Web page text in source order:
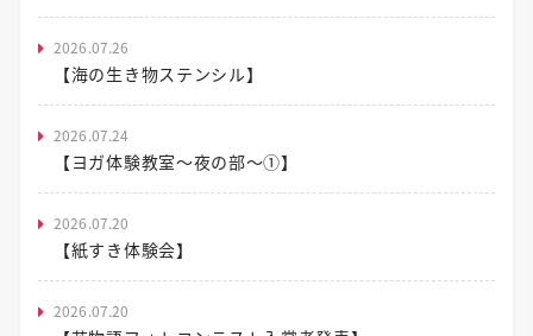
2026.07.26
【海の生き物ステンシル】
2026.07.24
【ヨガ体験教室～夜の部～①】
2026.07.20
【紙すき体験会】
2026.07.20